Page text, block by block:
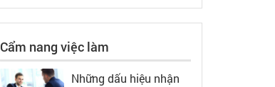
Cẩm nang việc làm
Những dấu hiệu nhận